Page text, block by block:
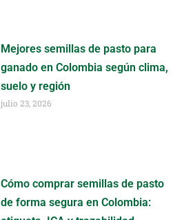
Mejores semillas de pasto para
ganado en Colombia según clima,
suelo y región
julio 23, 2026
Cómo comprar semillas de pasto
de forma segura en Colombia: